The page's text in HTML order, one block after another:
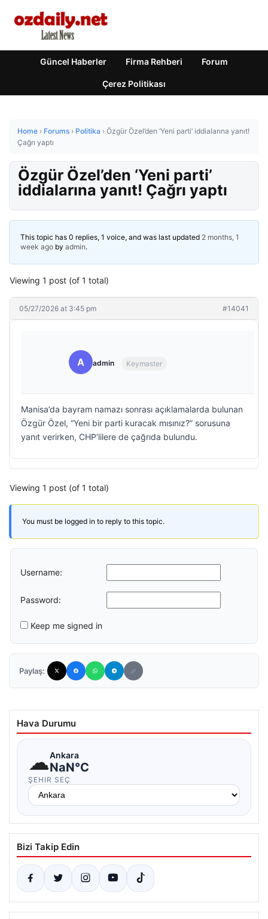
Güncel Haberler Firma Rehberi Forum
Çerez Politikası
Home › Forums › Politika › Özgür Özel’den ‘Yeni parti’ iddialarına yanıt!
Çağrı yaptı
Özgür Özel’den ‘Yeni parti’
iddialarına yanıt! Çağrı yaptı
This topic has 0 replies, 1 voice, and was last updated 2 months, 1
week ago by admin.
Viewing 1 post (of 1 total)
05/27/2026 at 3:45 pm #14041
A admin Keymaster
Manisa’da bayram namazı sonrası açıklamalarda bulunan
Özgür Özel, “Yeni bir parti kuracak mısınız?” sorusuna
yanıt verirken, CHP’lilere de çağrıda bulundu.
Viewing 1 post (of 1 total)
You must be logged in to reply to this topic.
Username:
Password:
Keep me signed in
Paylaş:
Hava Durumu
☁Ankara
NaN°C
ŞEHIR SEÇ
Bizi Takip Edin